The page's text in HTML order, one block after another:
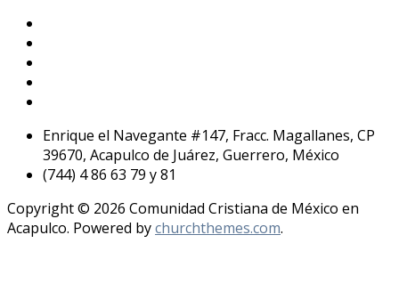
Enrique el Navegante #147, Fracc. Magallanes, CP
39670, Acapulco de Juárez, Guerrero, México
(744) 4 86 63 79 y 81
Copyright © 2026 Comunidad Cristiana de México en
Acapulco. Powered bychurchthemes.com.